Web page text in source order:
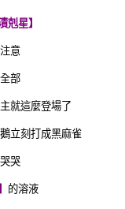
剋星】
意
部
就這麼登場了
立刻打成黑麻雀
哭
的溶液